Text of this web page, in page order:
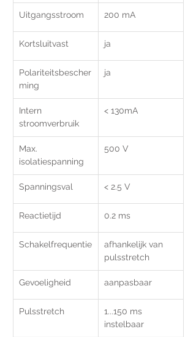
Uitgangsstroom
Kortsluitvast ja
Polariteitsbescher
ming
ja
Intern
stroomverbruik
Max.
isolatiespanning
500 V
Spanningsval < 2.5 V
Reactietijd 0.2 ms
Schakelfrequentie
afhankelijk van
pulsstretch
Gevoeligheid aanpasbaar
Pulsstretch
1...150 ms
instelbaar